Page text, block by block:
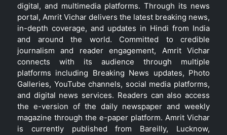
digital, and multimedia platforms. Through its news
portal, Amrit Vichar delivers the latest breaking news,
in-depth coverage, and updates in Hindi from India
and around the world. Committed to credible
journalism and reader engagement, Amrit Vichar
connects with its audience through multiple
platforms including Breaking News updates, Photo
Galleries, YouTube channels, social media platforms,
and digital news services. Readers can also access
the e-version of the daily newspaper and weekly
magazine through the e-paper platform. Amrit Vichar
is currently published from Bareilly, Lucknow,